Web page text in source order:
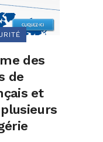
des
de
et